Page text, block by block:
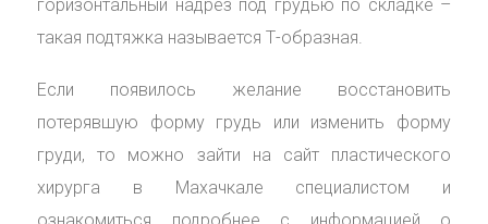
горизонтальный надрез под грудью по складке –
такая подтяжка называется Т-образная.
Если появилось желание восстановить
потерявшую форму грудь или изменить форму
груди, то можно зайти на сайт пластического
хирурга в Махачкале специалистом и